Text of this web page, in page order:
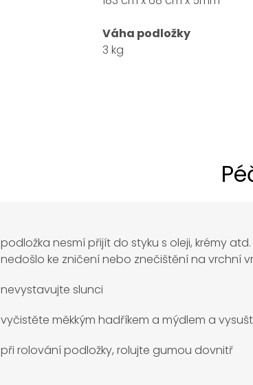
Váha podložky
3 kg
podložka nesmí přijít do styku s oleji, krémy
nedošlo ke zničení nebo znečištění na vrchní
nevystavujte slunci
vyčistěte měkkým hadříkem a mýdlem a
při rolování podložky, rolujte gumou dovnitř